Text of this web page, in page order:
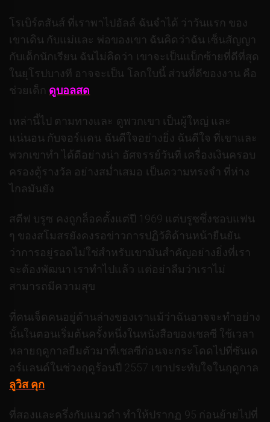
โรเบิร์ตสันส์ ที่เราพาไปฮัลล์ ฉันจำได้ ว่าวันแรก ของ
เขาเดิน กับแม่และ พ่อของเขา ฉันคิดว่าฉัน เซ็นสัญญา
กับเด็กนักเรียน ฉันไม่คิดว่า เขาจะเป็นแบ็กซ้ายที่ดีที่สุด
ในยุโรปบางที อาจจะเป็น โลกใบนี้ ส่วนที่ดีของงาน คือ
ช่วยเด็ก ดูบอลสด
เหล่านี้ไป ตามทางและ ดูพวกเขา เป็นผู้ใหญ่ และ
แน่นอน กับจอร์แดน ฉันดีใจอย่างยิ่ง ฉันดีใจ ที่เขาและ
พวกเขาทำ ได้ดีอย่างน่า อัศจรรย์วันที่ เครื่องเงินครอบ
ครองตู้รางวัล อย่างสม่ำเสมอ เป็นความทรงจำ ที่ห่าง
ไกลมันยัง
สตีฟ บรูซ คงถูกล็อคตั้งแต่ปี 1969 แต่บรูซซึ่งชอบแฟน
ๆ ของสโมสรยังคงรอข่าวการปฏิวัติด้านหน้ายืนยัน
ว่าการอยู่รอดไม่ใช่สำหรับเขามันสำคัญอย่างยิ่งที่เรา
จะต้องพัฒนา เราทำไปแล้ว แต่อย่าลืมว่าเราไม่
สามารถมีความสุข
ที่คนเจ็ดคนอยู่ด้านล่างของเราแม้ว่าฉันอาจจะทำอย่าง
นั้นในตอนเริ่มต้นครั้งหนึ่งในหนังสือของเชลซี ใช้เวลา
หลายฤดูกาลยืมตัวมาที่เชลซีก่อนจะกระโดดไปที่ซันเด
อร์แลนด์ในช่วงฤดูร้อนปี 2557 เขาประทับใจในฤดูกาล
ลูวิส คุก
ที่สองและครึ่งกับแมวดำ ทำให้ปรากฏ 95 ก่อนย้ายไปที่